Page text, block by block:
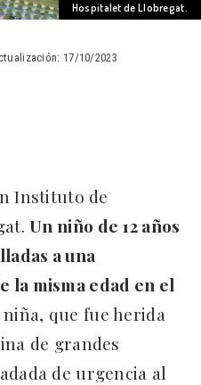
Hospitalet de Llobregat.
17/10/2023
Instituto de
Un niño de 12 años
a una
la misma edad en el
niña, que fue herida
de grandes
de urgencia al